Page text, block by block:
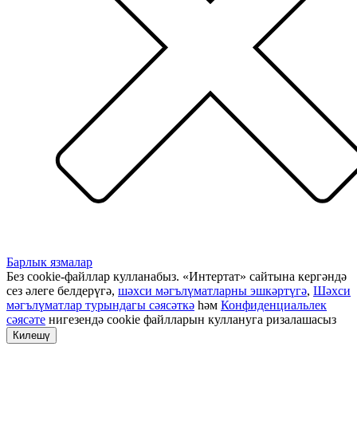
Барлык язмалар
Без cookie-файллар кулланабыз. «Интертат» сайтына кергәндә
сез әлеге белдерүгә, шәхси мәгълүматларны эшкәртүгә, Шәхси
мәгълүматлар турындагы сәясәткә һәм Конфиденциальлек
сәясәте нигезендә cookie файлларын куллануга ризалашасыз
Килешү